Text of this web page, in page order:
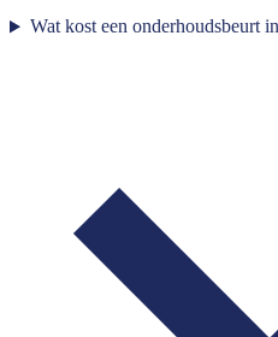
Wat kost een onderhoudsbeurt